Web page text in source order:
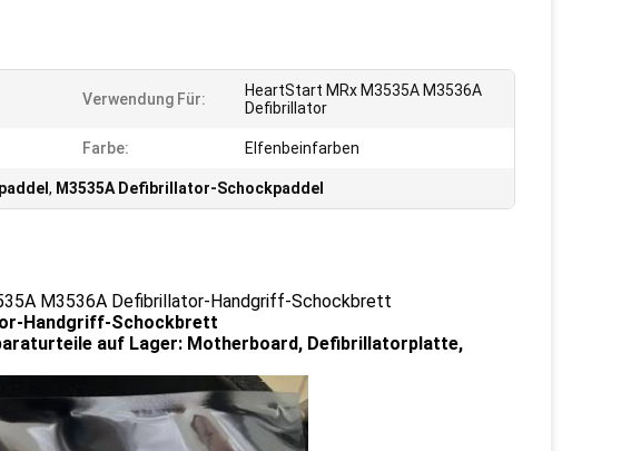
Verwendung Für:
HeartStart MRx M3535A M3536A
Defibrillator
Farbe: Elfenbeinfarben
, M3535A Defibrillator-Schockpaddel
M3536A Defibrillator-Handgriff-Schockbrett
Handgriff-Schockbrett
auf Lager: Motherboard, Defibrillatorplatte,